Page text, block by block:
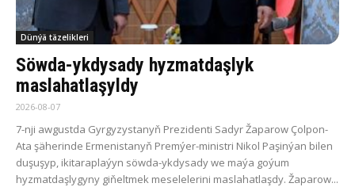
Dünýä täzelikleri
Söwda-ykdysady hyzmatdaşlyk
maslahatlaşyldy
2026-08-07
7-nji awgustda Gyrgyzystanyň Prezidenti Sadyr Žaparow Çolpon-
Ata şäherinde Ermenistanyň Premýer-ministri Nikol Paşinýan bilen
duşuşyp, ikitaraplaýyn söwda-ykdysady we maýa goýum
hyzmatdaşlygyny giňeltmek meselelerini maslahatlaşdy. Žaparow...